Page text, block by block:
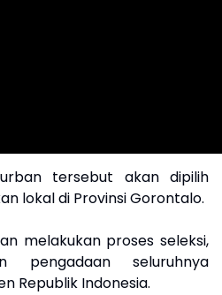
tersebut akan dipilih
lokal di Provinsi Gorontalo.
melakukan proses seleksi,
pengadaan seluruhnya
Republik Indonesia.